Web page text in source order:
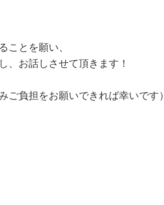
ことを願い、
、お話しさせて頂きます！
ご負担をお願いできれば幸いです）